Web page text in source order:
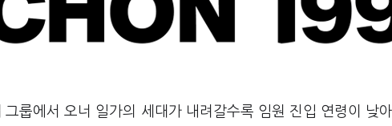
그룹에서 오너 일가의 세대가 내려갈수록 임원 진입 연령이 낮